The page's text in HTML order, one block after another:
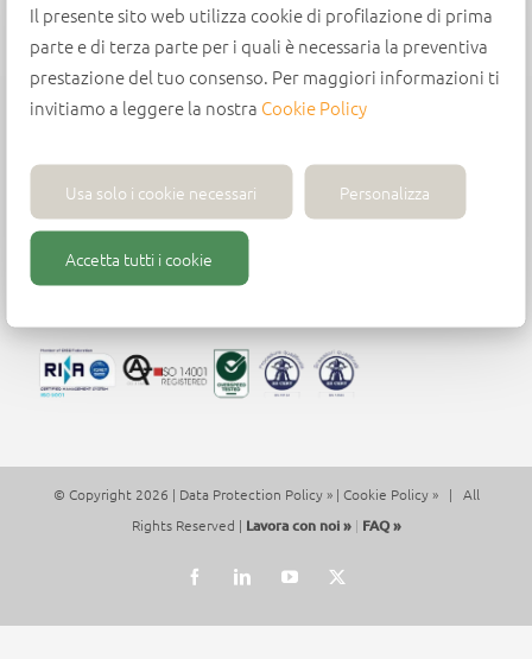
Il presente sito web utilizza cookie di profilazione di prima
parte e di terza parte per i quali è necessaria la preventiva
prestazione del tuo consenso. Per maggiori informazioni ti
invitiamo a leggere la nostra Cookie Policy
Usa solo i cookie necessari Personalizza
Accetta tutti i cookie
Via Mario Ricci, 28 - 61122 Pesaro (PU) - Italia -
Tel. +39 (0)721 204355
P.iva 01271430413 - contact@wirutex.com
© Copyright 2026 | Data Protection Policy »| Cookie Policy »| All
Rights Reserved | Lavora con noi » | FAQ »
FacebookLinkedInYouTube
X